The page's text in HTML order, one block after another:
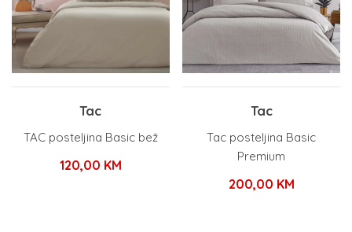
Tac
TAC posteljina Basic bež
120,00 KM
Tac
Tac posteljina Basic
Premium
200,00 KM